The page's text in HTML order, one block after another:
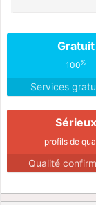
Gratuit
100%
Services
Sérieux
profils de
Qualité